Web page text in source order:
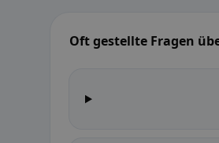
Oft gestellte Fragen